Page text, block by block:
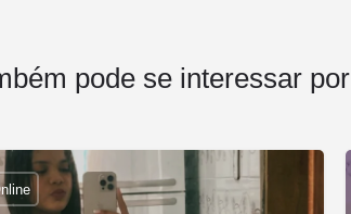
pode se interessar por